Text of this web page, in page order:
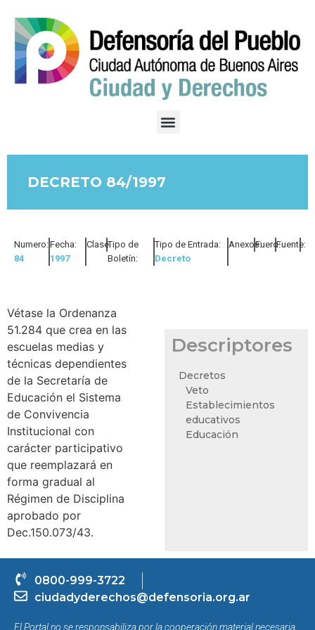
DECRETO 84/1997
Numero:
84
Fecha:
1997
Clase:Tipo de
Boletín:
Tipo de Entrada:
Decreto
Anexos:Fuero:Fuente:
Vétase la Ordenanza
51.284 que crea en las
escuelas medias y
técnicas dependientes
de la Secretaría de
Educación el Sistema
de Convivencia
Institucional con
carácter participativo
que reemplazará en
forma gradual al
Régimen de Disciplina
aprobado por
Dec.150.073/43.
Descriptores
Decretos
Veto
Establecimientos
educativos
Educación
0800-999-3722
ciudadyderechos@defensoria.org.ar
El Portal no se responsabiliza por la cooperación material necesaria